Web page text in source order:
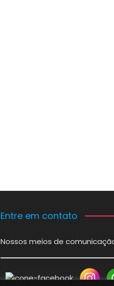
Entre em contato
Nossos meios de